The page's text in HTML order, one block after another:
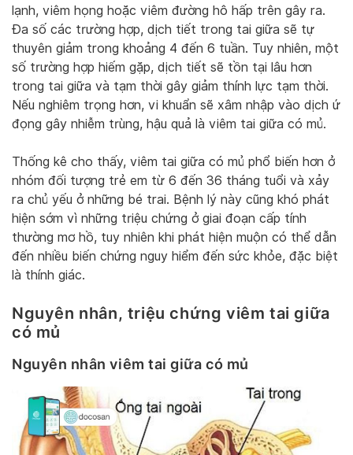
lạnh, viêm họng hoặc viêm đường hô hấp trên gây ra.
Đa số các trường hợp, dịch tiết trong tai giữa sẽ tự
thuyên giảm trong khoảng 4 đến 6 tuần. Tuy nhiên, một
số trường hợp hiếm gặp, dịch tiết sẽ tồn tại lâu hơn
trong tai giữa và tạm thời gây giảm thính lực tạm thời.
Nếu nghiêm trọng hơn, vi khuẩn sẽ xâm nhập vào dịch ứ
đọng gây nhiễm trùng, hậu quả là viêm tai giữa có mủ.
Thống kê cho thấy, viêm tai giữa có mủ phổ biến hơn ở
nhóm đối tượng trẻ em từ 6 đến 36 tháng tuổi và xảy
ra chủ yếu ở những bé trai. Bệnh lý này cũng khó phát
hiện sớm vì những triệu chứng ở giai đoạn cấp tính
thường mơ hồ, tuy nhiên khi phát hiện muộn có thể dẫn
đến nhiều biến chứng nguy hiểm đến sức khỏe, đặc biệt
là thính giác.
Nguyên nhân, triệu chứng viêm tai giữa
có mủ
Nguyên nhân viêm tai giữa có mủ